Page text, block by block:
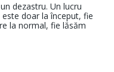
dezastru. Un lucru
doar la început, fie
la normal, fie lăsăm